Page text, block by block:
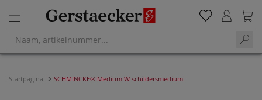
Startpagina SCHMINCKE® Medium W schildersmedium